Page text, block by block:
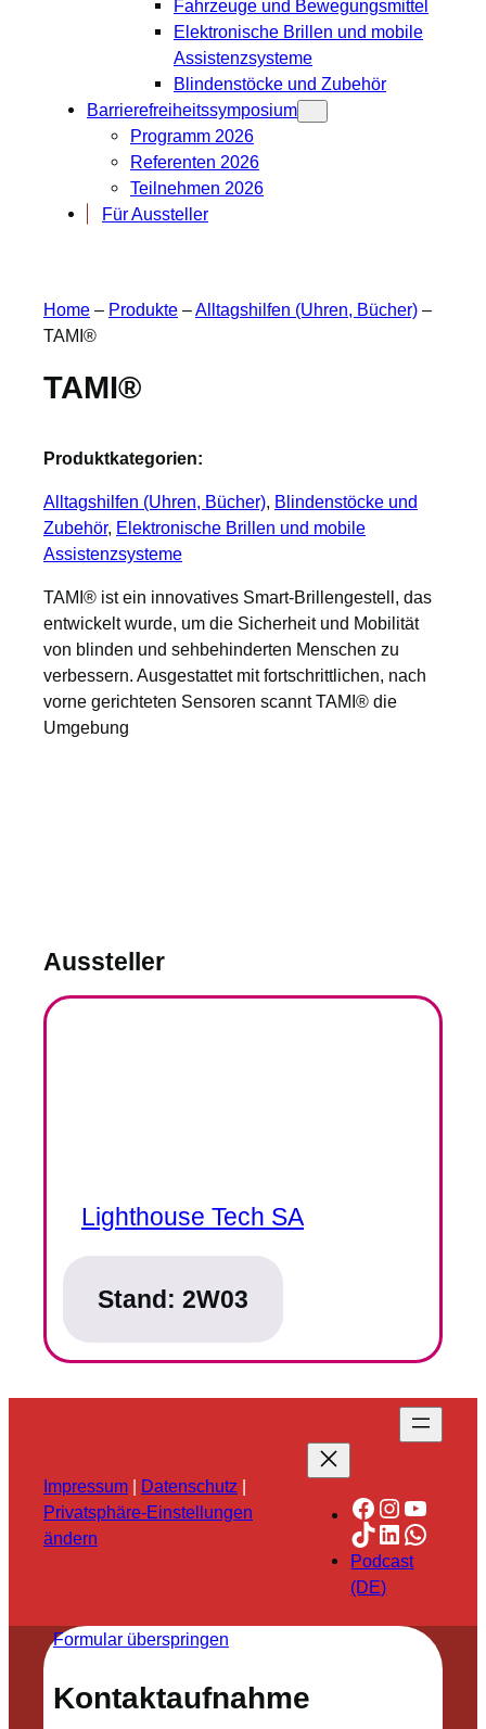
Fahrzeuge und Bewegungsmittel
Elektronische Brillen und mobile
Assistenzsysteme
Blindenstöcke und Zubehör
Barrierefreiheitssymposium
Programm 2026
Referenten 2026
Teilnehmen 2026
Für Aussteller
Home – Produkte –Alltagshilfen (Uhren, Bücher) –
TAMI®
TAMI®
Produktkategorien:
Alltagshilfen (Uhren, Bücher), Blindenstöcke und
Zubehör, Elektronische Brillen und mobile
Assistenzsysteme
TAMI® ist ein innovatives Smart-Brillengestell, das
entwickelt wurde, um die Sicherheit und Mobilität
von blinden und sehbehinderten Menschen zu
verbessern. Ausgestattet mit fortschrittlichen, nach
vorne gerichteten Sensoren scannt TAMI® die
Umgebung
Aussteller
Lighthouse Tech SA
Stand: 2W03
Impressum | Datenschutz |
Privatsphäre-Einstellungen
ändern
Facebook
TikTok
LinkedIn
Podcast
(DE)
Formular überspringen
Kontaktaufnahme